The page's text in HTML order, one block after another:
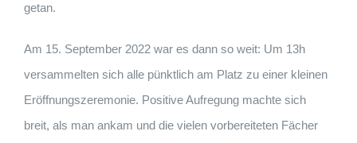
getan.
Am 15. September 2022 war es dann so weit: Um 13h
versammelten sich alle pünktlich am Platz zu einer kleinen
Eröffnungszeremonie. Positive Aufregung machte sich
breit, als man ankam und die vielen vorbereiteten Fächer